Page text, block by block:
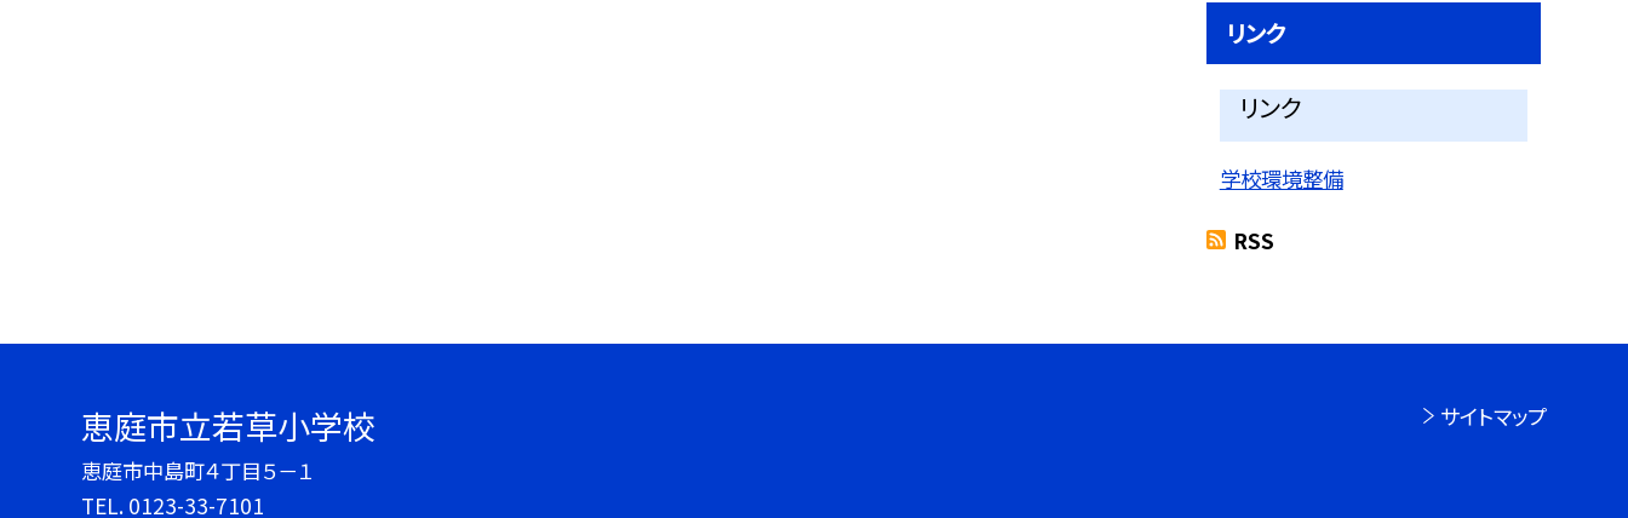
リンク
リンク
学校環境整備
RSS
恵庭市立若草小学校
恵庭市中島町４丁目５－１
TEL. 0123-33-7101
サイトマップ